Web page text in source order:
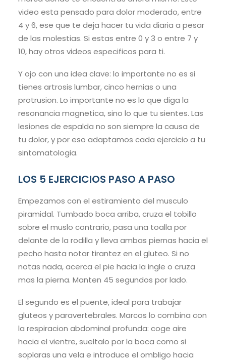
video esta pensado para dolor moderado, entre
4 y 6, ese que te deja hacer tu vida diaria a pesar
de las molestias. Si estas entre 0 y 3 o entre 7 y
10, hay otros videos especificos para ti.
Y ojo con una idea clave: lo importante no es si
tienes artrosis lumbar, cinco hernias o una
protrusion. Lo importante no es lo que diga la
resonancia magnetica, sino lo que tu sientes. Las
lesiones de espalda no son siempre la causa de
tu dolor, y por eso adaptamos cada ejercicio a tu
sintomatologia.
LOS 5 EJERCICIOS PASO A PASO
Empezamos con el estiramiento del musculo
piramidal. Tumbado boca arriba, cruza el tobillo
sobre el muslo contrario, pasa una toalla por
delante de la rodilla y lleva ambas piernas hacia el
pecho hasta notar tirantez en el gluteo. Si no
notas nada, acerca el pie hacia la ingle o cruza
mas la pierna. Manten 45 segundos por lado.
El segundo es el puente, ideal para trabajar
gluteos y paravertebrales. Marcos lo combina con
la respiracion abdominal profunda: coge aire
hacia el vientre, sueltalo por la boca como si
soplaras una vela e introduce el ombligo hacia